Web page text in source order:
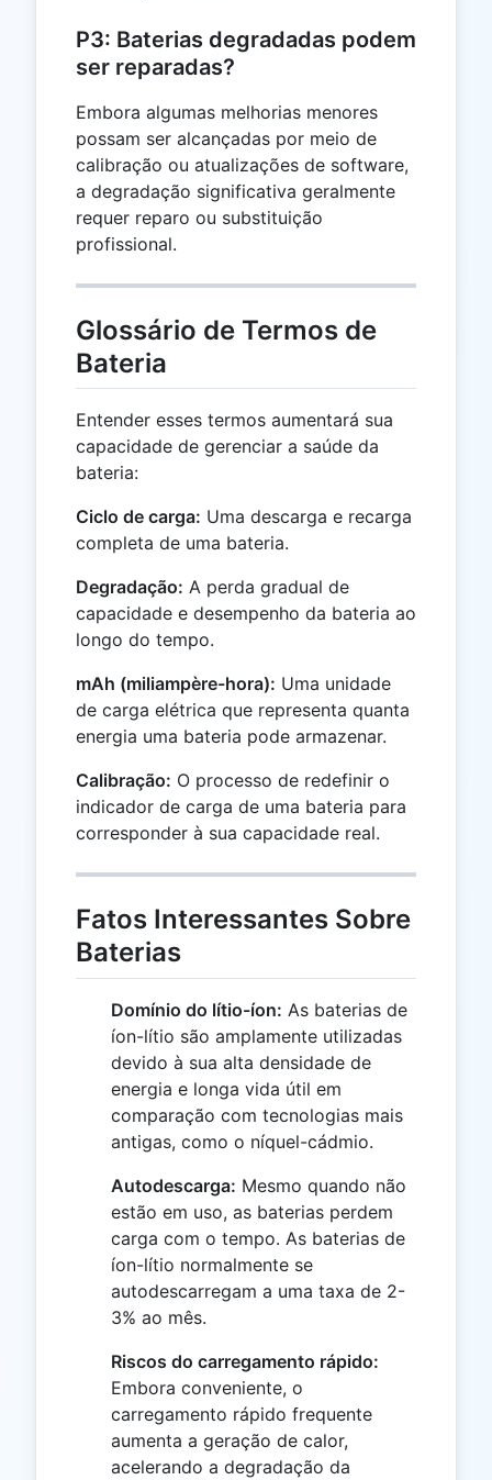
P3: Baterias degradadas podem
ser reparadas?
Embora algumas melhorias menores
possam ser alcançadas por meio de
calibração ou atualizações de software,
a degradação significativa geralmente
requer reparo ou substituição
profissional.
Glossário de Termos de
Bateria
Entender esses termos aumentará sua
capacidade de gerenciar a saúde da
bateria:
Ciclo de carga: Uma descarga e recarga
completa de uma bateria.
Degradação: A perda gradual de
capacidade e desempenho da bateria ao
longo do tempo.
mAh (miliampère-hora): Uma unidade
de carga elétrica que representa quanta
energia uma bateria pode armazenar.
Calibração: O processo de redefinir o
indicador de carga de uma bateria para
corresponder à sua capacidade real.
Fatos Interessantes Sobre
Baterias
Domínio do lítio-íon: As baterias de
íon-lítio são amplamente utilizadas
devido à sua alta densidade de
energia e longa vida útil em
comparação com tecnologias mais
antigas, como o níquel-cádmio.
Autodescarga: Mesmo quando não
estão em uso, as baterias perdem
carga com o tempo. As baterias de
íon-lítio normalmente se
autodescarregam a uma taxa de 2-
3% ao mês.
Riscos do carregamento rápido:
Embora conveniente, o
carregamento rápido frequente
aumenta a geração de calor,
acelerando a degradação da